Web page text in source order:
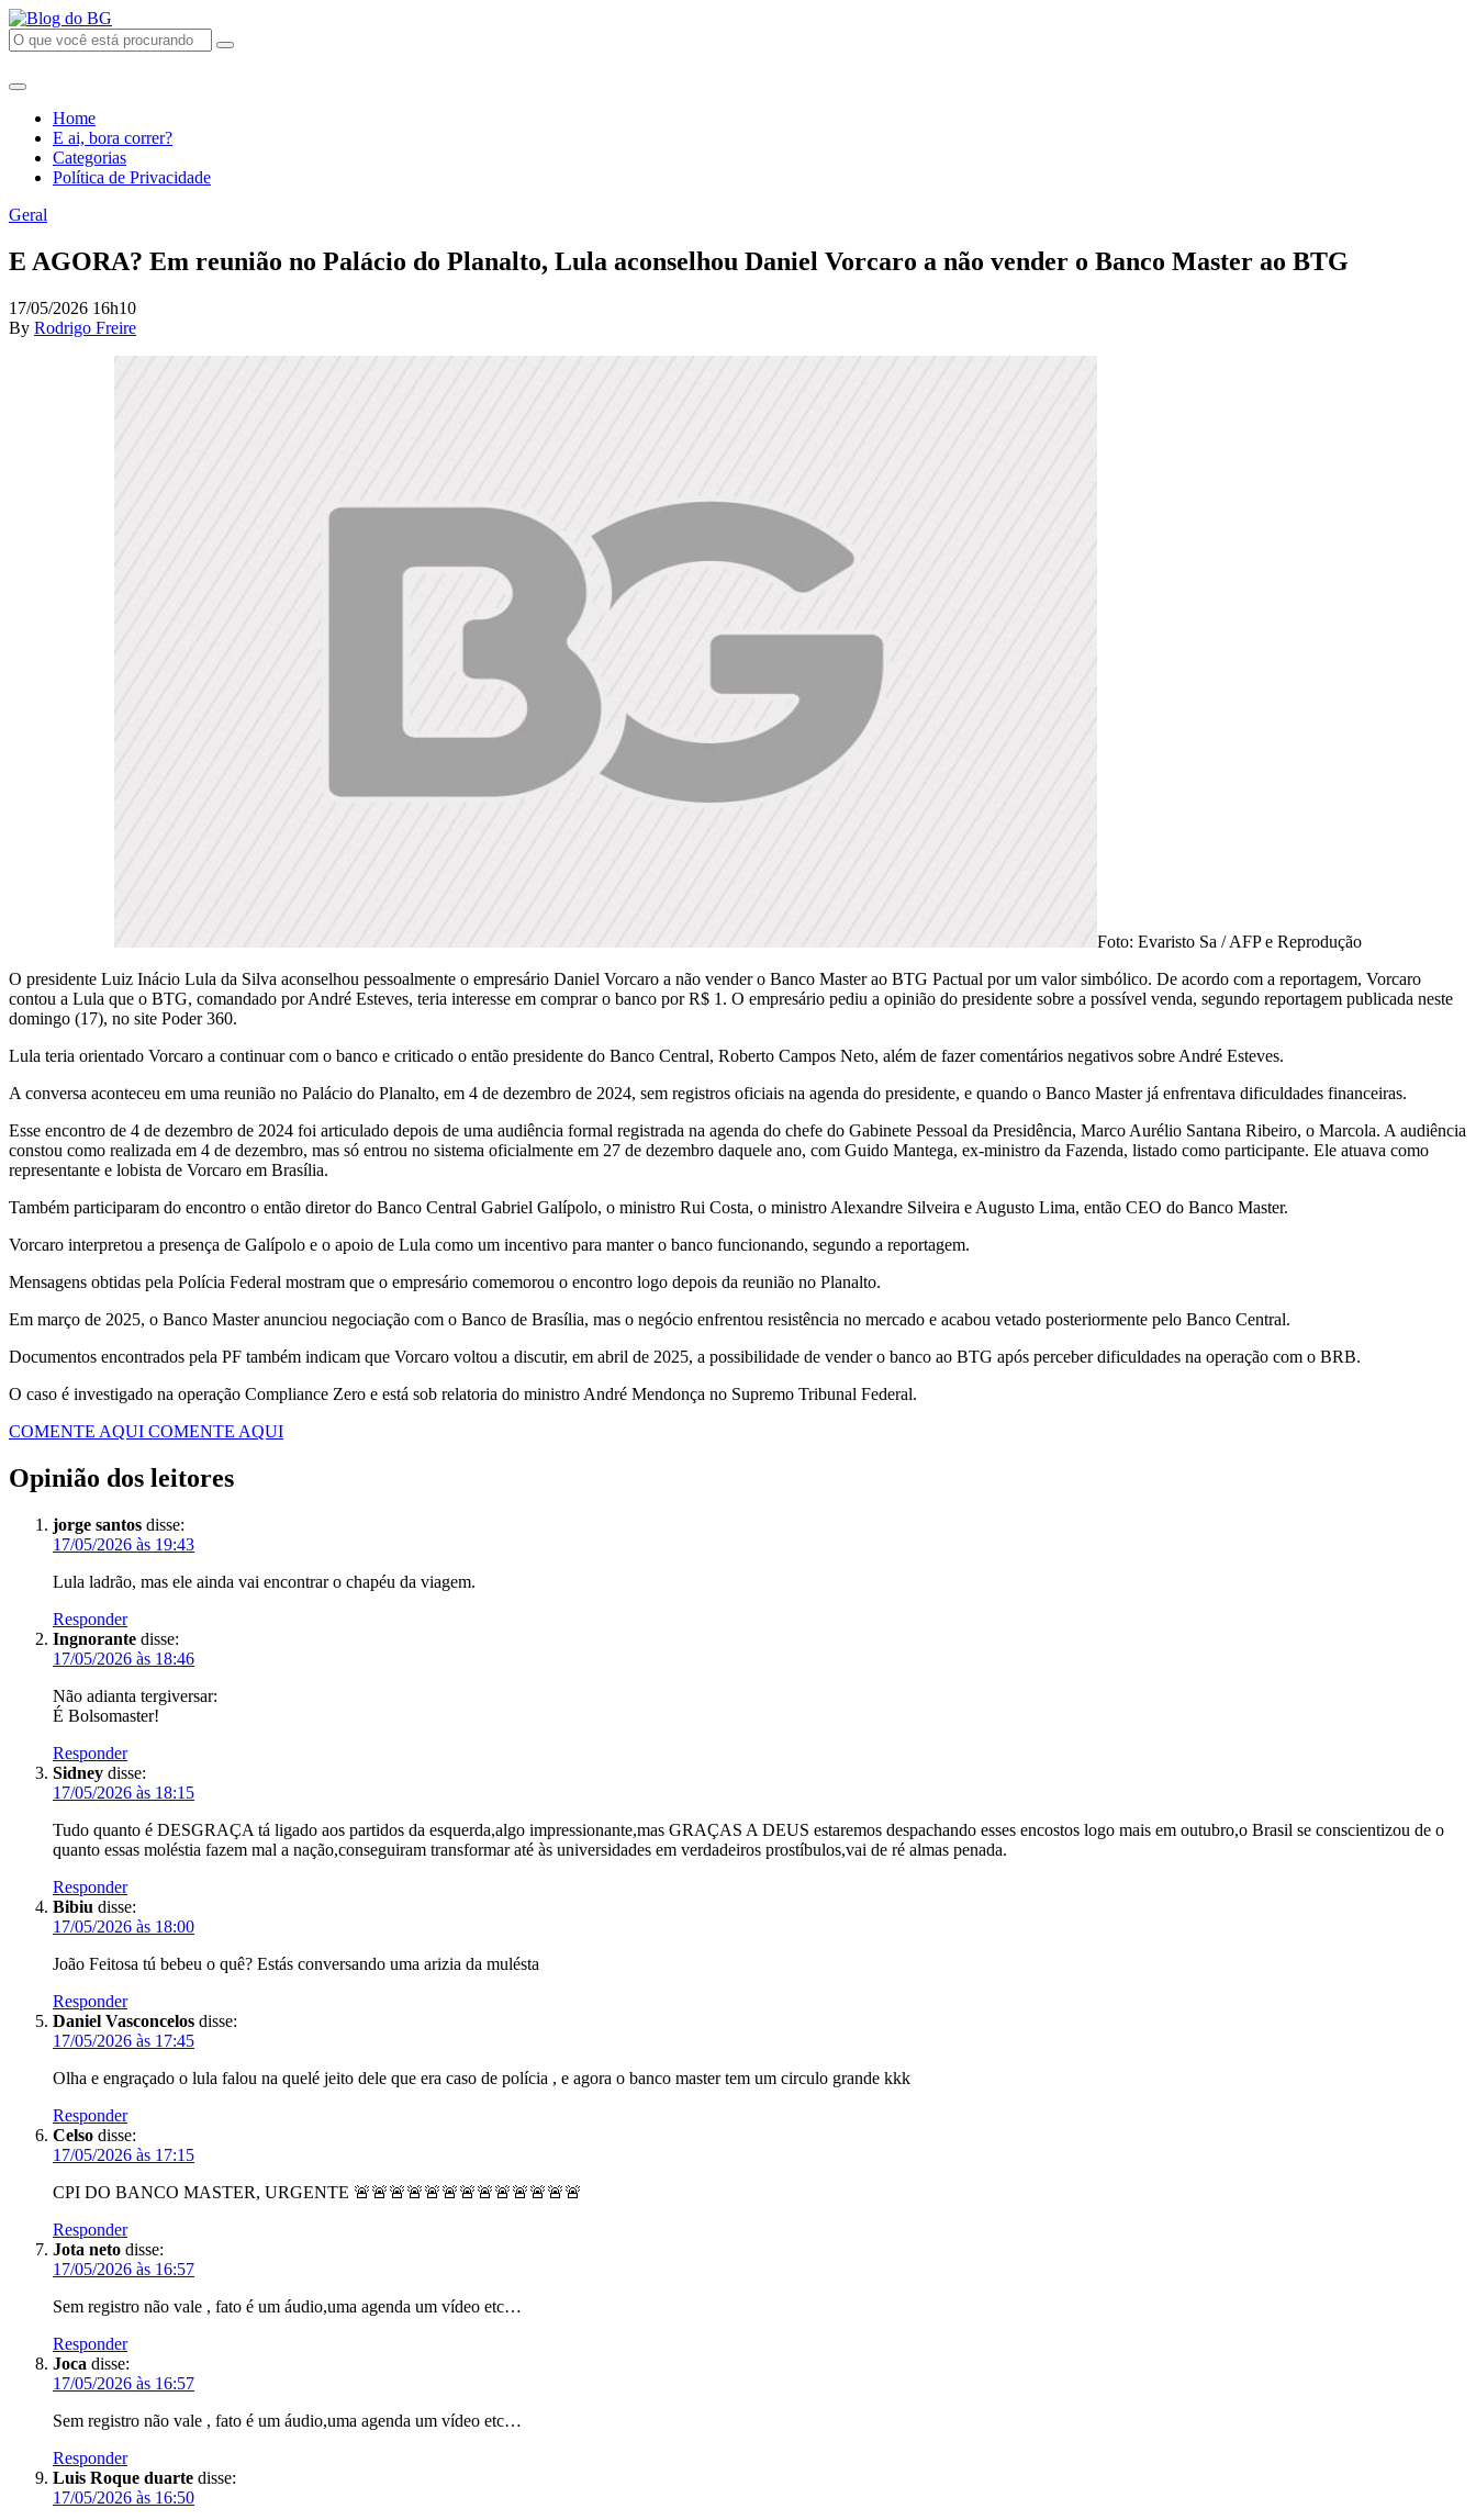
Home
E ai, bora correr?
Categorias
Política de Privacidade
Geral
E AGORA? Em reunião no Palácio do Planalto, Lula aconselhou Daniel Vorcaro a não vender o Banco Master ao BTG
17/05/2026 16h10
By Rodrigo Freire
Foto: Evaristo Sa / AFP e Reprodução
O presidente Luiz Inácio Lula da Silva aconselhou pessoalmente o empresário Daniel Vorcaro a não vender o Banco Master ao BTG Pactual por um valor simbólico. De acordo com a reportagem, Vorcaro
contou a Lula que o BTG, comandado por André Esteves, teria interesse em comprar o banco por R$ 1. O empresário pediu a opinião do presidente sobre a possível venda, segundo reportagem publicada neste
domingo (17), no site Poder 360.
Lula teria orientado Vorcaro a continuar com o banco e criticado o então presidente do Banco Central, Roberto Campos Neto, além de fazer comentários negativos sobre André Esteves.
A conversa aconteceu em uma reunião no Palácio do Planalto, em 4 de dezembro de 2024, sem registros oficiais na agenda do presidente, e quando o Banco Master já enfrentava dificuldades financeiras.
Esse encontro de 4 de dezembro de 2024 foi articulado depois de uma audiência formal registrada na agenda do chefe do Gabinete Pessoal da Presidência, Marco Aurélio Santana Ribeiro, o Marcola. A audiência
constou como realizada em 4 de dezembro, mas só entrou no sistema oficialmente em 27 de dezembro daquele ano, com Guido Mantega, ex-ministro da Fazenda, listado como participante. Ele atuava como
representante e lobista de Vorcaro em Brasília.
Também participaram do encontro o então diretor do Banco Central Gabriel Galípolo, o ministro Rui Costa, o ministro Alexandre Silveira e Augusto Lima, então CEO do Banco Master.
Vorcaro interpretou a presença de Galípolo e o apoio de Lula como um incentivo para manter o banco funcionando, segundo a reportagem.
Mensagens obtidas pela Polícia Federal mostram que o empresário comemorou o encontro logo depois da reunião no Planalto.
Em março de 2025, o Banco Master anunciou negociação com o Banco de Brasília, mas o negócio enfrentou resistência no mercado e acabou vetado posteriormente pelo Banco Central.
Documentos encontrados pela PF também indicam que Vorcaro voltou a discutir, em abril de 2025, a possibilidade de vender o banco ao BTG após perceber dificuldades na operação com o BRB.
O caso é investigado na operação Compliance Zero e está sob relatoria do ministro André Mendonça no Supremo Tribunal Federal.
COMENTE AQUI COMENTE AQUI
Opinião dos leitores
jorge santos disse:
17/05/2026 às 19:43
Lula ladrão, mas ele ainda vai encontrar o chapéu da viagem.
Responder
Ingnorante disse:
17/05/2026 às 18:46
Não adianta tergiversar:
É Bolsomaster!
Responder
Sidney disse:
17/05/2026 às 18:15
Tudo quanto é DESGRAÇA tá ligado aos partidos da esquerda,algo impressionante,mas GRAÇAS A DEUS estaremos despachando esses encostos logo mais em outubro,o Brasil se conscientizou de o
quanto essas moléstia fazem mal a nação,conseguiram transformar até às universidades em verdadeiros prostíbulos,vai de ré almas penada.
Responder
Bibiu disse:
17/05/2026 às 18:00
João Feitosa tú bebeu o quê? Estás conversando uma arizia da mulésta
Responder
Daniel Vasconcelos disse:
17/05/2026 às 17:45
Olha e engraçado o lula falou na quelé jeito dele que era caso de polícia , e agora o banco master tem um circulo grande kkk
Responder
Celso disse:
17/05/2026 às 17:15
CPI DO BANCO MASTER, URGENTE 🚨🚨🚨🚨🚨🚨🚨🚨🚨🚨🚨🚨🚨
Responder
Jota neto disse:
17/05/2026 às 16:57
Sem registro não vale , fato é um áudio,uma agenda um vídeo etc…
Responder
Joca disse:
17/05/2026 às 16:57
Sem registro não vale , fato é um áudio,uma agenda um vídeo etc…
Responder
Luis Roque duarte disse:
17/05/2026 às 16:50